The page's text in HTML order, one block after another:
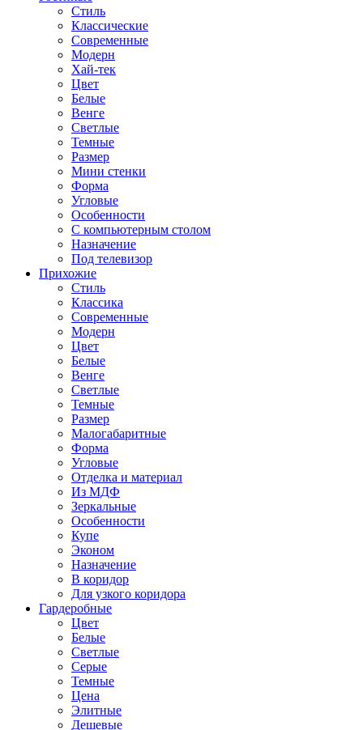
Стиль
Классические
Современные
Модерн
Хай-тек
Цвет
Белые
Венге
Светлые
Темные
Размер
Мини стенки
Форма
Угловые
Особенности
С компьютерным столом
Назначение
Под телевизор
Прихожие
Стиль
Классика
Современные
Модерн
Цвет
Белые
Венге
Светлые
Темные
Размер
Малогабаритные
Форма
Угловые
Отделка и материал
Из МДФ
Зеркальные
Особенности
Купе
Эконом
Назначение
В коридор
Для узкого коридора
Гардеробные
Цвет
Белые
Светлые
Серые
Темные
Цена
Элитные
Дешевые